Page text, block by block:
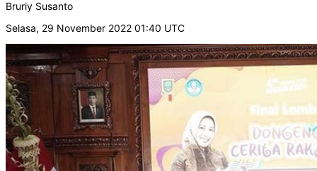
Bruriy Susanto
Selasa, 29 November 2022 01:40 UTC